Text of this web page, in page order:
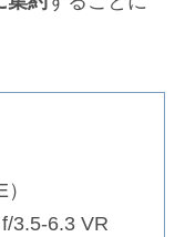
3.5-6.3 VR